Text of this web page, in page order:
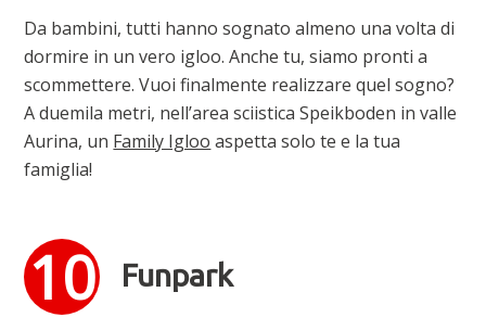
Da bambini, tutti hanno sognato almeno una volta di
dormire in un vero igloo. Anche tu, siamo pronti a
scommettere. Vuoi finalmente realizzare quel sogno?
A duemila metri, nell’area sciistica Speikboden in valle
Aurina, un Family Igloo aspetta solo te e la tua
famiglia!
Funpark